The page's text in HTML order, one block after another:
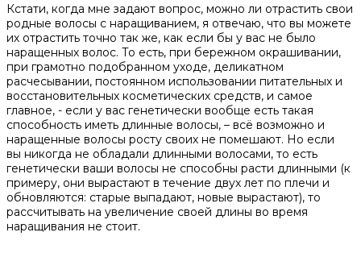
Кстати, когда мне задают вопрос, можно ли отрастить свои
родные волосы с наращиванием, я отвечаю, что вы можете
их отрастить точно так же, как если бы у вас не было
наращенных волос. То есть, при бережном окрашивании,
при грамотно подобранном уходе, деликатном
расчесывании, постоянном использовании питательных и
восстановительных косметических средств, и самое
главное, - если у вас генетически вообще есть такая
способность иметь длинные волосы, – всё возможно и
наращенные волосы росту своих не помешают. Но если
вы никогда не обладали длинными волосами, то есть
генетически ваши волосы не способны расти длинными (к
примеру, они вырастают в течение двух лет по плечи и
обновляются: старые выпадают, новые вырастают), то
рассчитывать на увеличение своей длины во время
наращивания не стоит.